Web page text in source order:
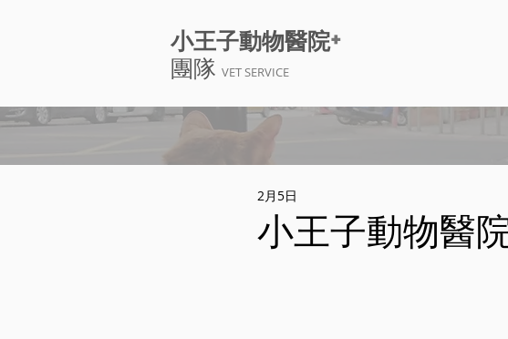
小王子動物醫院+
團隊 VET SERVICE
小王子動物醫
2月5日